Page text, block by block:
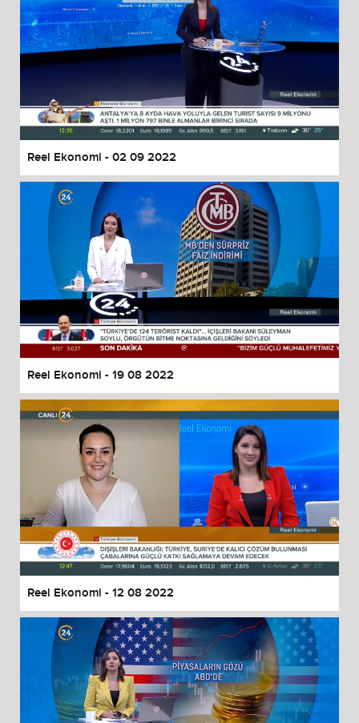
Reel Ekonomi - 02 09 2022
Reel Ekonomi - 19 08 2022
Reel Ekonomi - 12 08 2022